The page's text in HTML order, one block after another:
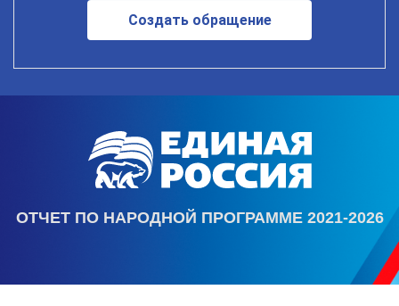
Создать обращение
ОТЧЕТ ПО НАРОДНОЙ ПРОГРАММЕ 2021-2026